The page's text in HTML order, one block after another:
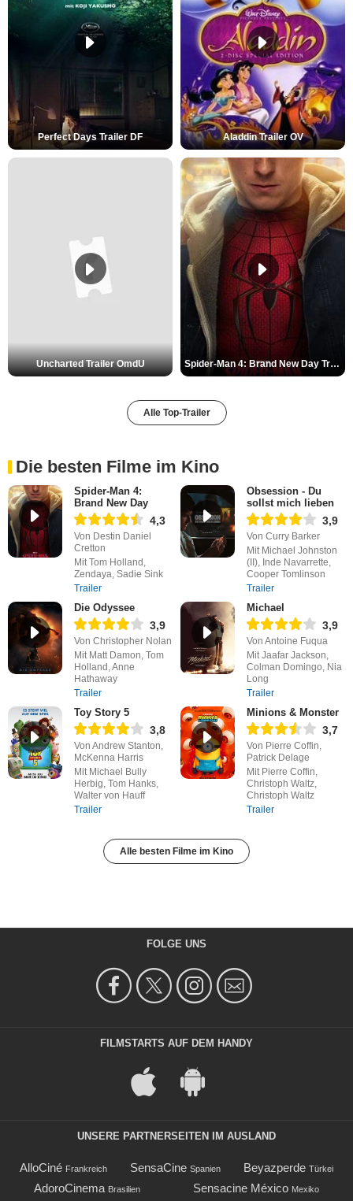
Perfect Days Trailer DF Aladdin Trailer OV
Uncharted Trailer OmdU Spider-Man 4: Brand New Day Trailer (3) DF
Alle Top-Trailer
Die besten Filme im Kino
Spider-Man 4:
Brand New Day
4,3
Von Destin Daniel
Cretton
Mit Tom Holland,
Zendaya, Sadie Sink
Trailer
Obsession - Du
sollst mich lieben
3,9
Von Curry Barker
Mit Michael Johnston
(II), Inde Navarrette,
Cooper Tomlinson
Trailer
Die Odyssee
3,9
Von Christopher Nolan
Mit Matt Damon, Tom
Holland, Anne
Hathaway
Trailer
Michael
3,9
Von Antoine Fuqua
Mit Jaafar Jackson,
Colman Domingo, Nia
Long
Trailer
Toy Story 5
3,8
Von Andrew Stanton,
McKenna Harris
Mit Michael Bully
Herbig, Tom Hanks,
Walter von Hauff
Trailer
Minions & Monster
3,7
Von Pierre Coffin,
Patrick Delage
Mit Pierre Coffin,
Christoph Waltz,
Christoph Waltz
Trailer
Alle besten Filme im Kino
FOLGE UNS
FILMSTARTS AUF DEM HANDY
UNSERE PARTNERSEITEN IM AUSLAND
AlloCiné Frankreich SensaCine Spanien Beyazperde Türkei
AdoroCinema Brasilien Sensacine México Mexiko